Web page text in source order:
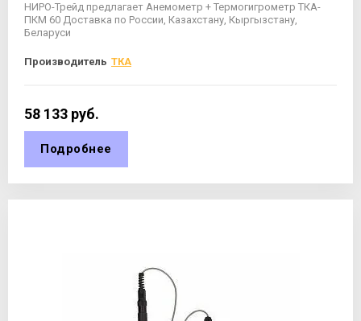
НИРО-Трейд предлагает Анемометр + Термогигрометр ТКА-
ПКМ 60 Доставка по России, Казахстану, Кыргызстану,
Беларуси
Производитель ТКА
58 133 руб.
Подробнее